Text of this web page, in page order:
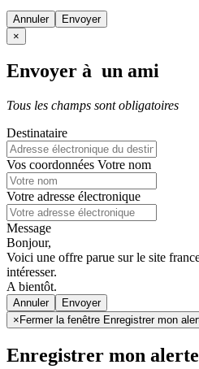
Annuler
×
Envoyer à un ami
Tous les champs sont obligatoires
Destinataire
Vos coordonnées Votre nom
Votre adresse électronique
Message
Bonjour,
Voici une offre parue sur le site
intéresser.
A bientôt.
Annuler
× Fermer la fenêtre Enregistrer mon
Enregistrer mon alerte